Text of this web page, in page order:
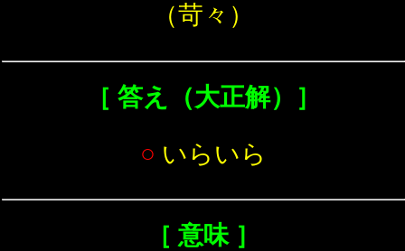
（苛々）
［ 答え（大正解）］
○ いらいら
［ 意味 ］